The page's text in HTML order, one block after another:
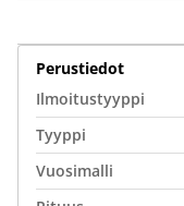
Perustiedot
Ilmoitustyyppi
Tyyppi
Vuosimalli